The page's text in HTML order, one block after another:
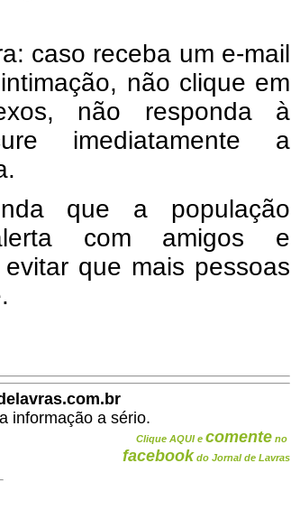
caso receba um e-mail
não clique em
não responda à
imediatamente a
que a população
com amigos e
que mais pessoas
informação a sério.
Clique AQUI e comente no
facebook do Jornal de Lavras